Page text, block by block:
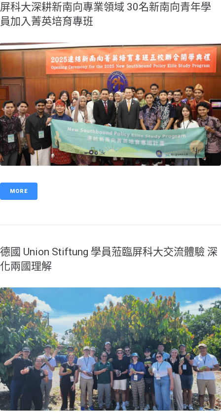
屏科大深耕新南向專業領域 30名新南向青年學
員加入菁英培育專班
MORE
德國 Union Stiftung 學員蒞臨屏科大交流體驗 深
化兩國理解